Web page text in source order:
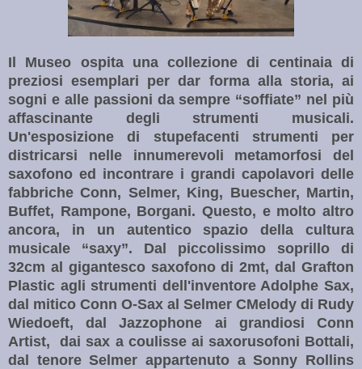
Il Museo ospita una collezione di centinaia di
preziosi esemplari per dar forma alla storia, ai
sogni e alle passioni da sempre “soffiate” nel più
affascinante degli strumenti musicali.
Un'esposizione di stupefacenti strumenti per
districarsi nelle innumerevoli metamorfosi del
saxofono ed incontrare i grandi capolavori delle
fabbriche Conn, Selmer, King, Buescher, Martin,
Buffet, Rampone, Borgani. Questo, e molto altro
ancora, in un autentico spazio della cultura
musicale “saxy”. Dal piccolissimo soprillo di
32cm al gigantesco saxofono di 2mt, dal Grafton
Plastic agli strumenti dell'inventore Adolphe Sax,
dal mitico Conn O-Sax al Selmer CMelody di Rudy
Wiedoeft, dal Jazzophone ai grandiosi Conn
Artist,
dai sax a coulisse ai saxorusofoni Bottali,
dal tenore Selmer appartenuto a Sonny Rollins